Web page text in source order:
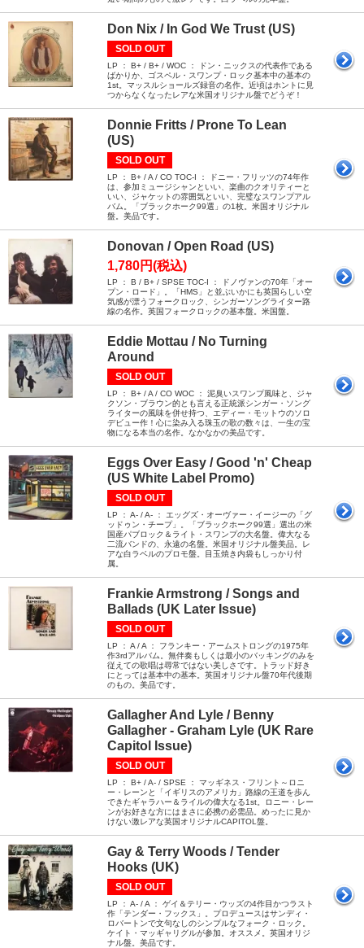
Don Nix / In God We Trust (US)
SOLD OUT
LP ： B+ / B+ / WOC ： ドン・ニックスの代表作である
ばかりか、ゴスペル・スワンプ・ロック基本中の基本の
1st。マッスルショールズ録音の名作。近頃はホントに見
つからなくなったレアな米国オリジナル盤でどうぞ！
Donnie Fritts / Prone To Lean
(US)
SOLD OUT
LP ： B+ / A / CO TOC-I ： ドニー・フリッツの74年作
は、参加ミュージシャンといい、楽曲のクオリティーと
いい、ジャケットの雰囲気といい、完璧なスワンプアル
バム。「ブラックホーク99選」の1枚。米国オリジナル
盤。美品です。
Donovan / Open Road (US)
1,780円(税込)
LP ： B / B+ / SPSE TOC-I ： ドノヴァンの70年「オー
プン・ロード」。「HMS」と並ぶいかにも英国らしい空
気感が漂うフォークロック、シンガーソングライター路
線の名作。英国フォークロックの基本盤。米国盤。
Eddie Mottau / No Turning
Around
SOLD OUT
LP ： B+ / A / CO WOC ： 泥臭いスワンプ風味と、ジャ
クソン・ブラウン的とも言える正統派シンガー・ソング
ライターの風味を併せ持つ、エディー・モットウのソロ
デビュー作！心に染み入る珠玉の歌の数々は、一生の宝
物になる本当の名作。なかなかの美品です。
Eggs Over Easy / Good 'n' Cheap
(US White Label Promo)
SOLD OUT
LP ： A- / A- ： エッグズ・オーヴァー・イージーの「グ
ッドゥン・チープ」。「ブラックホーク99選」選出の米
国産パブロック＆ライト・スワンプの大名盤。偉大なる
二流バンドの、永遠の名盤。米国オリジナル盤美品。レ
アな白ラベルのプロモ盤。目玉焼き内袋もしっかり付
属。
Frankie Armstrong / Songs and
Ballads (UK Later Issue)
SOLD OUT
LP ： A / A ： フランキー・アームストロングの1975年
作3rdアルバム。無伴奏もしくは最小のバッキングのみを
従えての歌唱は尋常ではない美しさです。トラッド好き
にとっては基本中の基本。英国オリジナル盤70年代後期
のもの。美品です。
Gallagher And Lyle / Benny
Gallagher - Graham Lyle (UK Rare
Capitol Issue)
SOLD OUT
LP ： B+ / A- / SPSE ： マッギネス・フリント～ロニ
ー・レーンと「イギリスのアメリカ」路線の王道を歩ん
できたギャラハー＆ライルの偉大なる1st。ロニー・レー
ンがお好きな方にはまさに必携の必需品。めったに見か
けない激レアな英国オリジナルCAPITOL盤。
Gay & Terry Woods / Tender
Hooks (UK)
SOLD OUT
LP ： A- / A ： ゲイ＆テリー・ウッズの4作目かつラスト
作「テンダー・フックス」。プロデュースはサンディ・
ロバートンで文句なしのシンプルなフォーク・ロック。
ケイト・マッギャリグルが参加。オススメ。英国オリジ
ナル盤。美品です。